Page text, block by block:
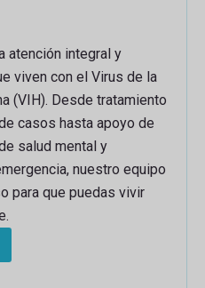
atención integral y
viven con el Virus de la
(VIH). Desde tratamiento
casos hasta apoyo de
salud mental y
nuestro equipo
para que puedas vivir